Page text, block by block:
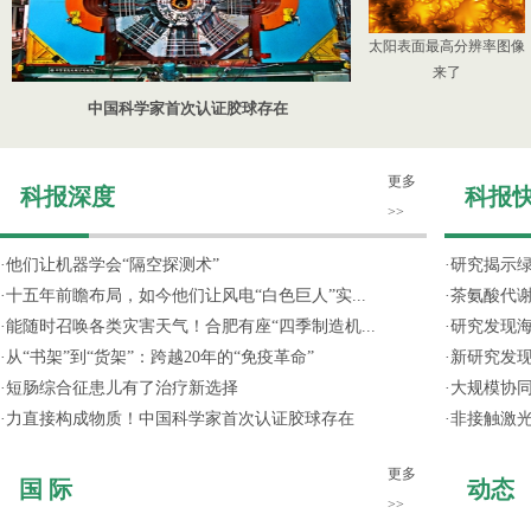
中国科学家首次认证胶球存在
太阳表面最高分辨率图像
来了
科报深度
更多
>>
·他们让机器学会“隔空探测术”
·十五年前瞻布局，如今他们让风电“白色巨人”实...
·能随时召唤各类灾害天气！合肥有座“四季制造机...
· 从“书架”到“货架”：跨越20年的“免疫革命”
· 短肠综合征患儿有了治疗新选择
· 力直接构成物质！中国科学家首次认证胶球存在
国 际
更多
>>
科报
·研究揭示
·茶氨酸代
·研究发现
· 新研究发
· 大规模协
·非接触激
动态